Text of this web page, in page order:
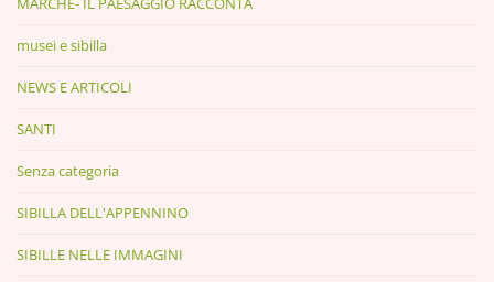
musei e sibilla
NEWS E ARTICOLI
SANTI
Senza categoria
SIBILLA DELL'APPENNINO
SIBILLE NELLE IMMAGINI